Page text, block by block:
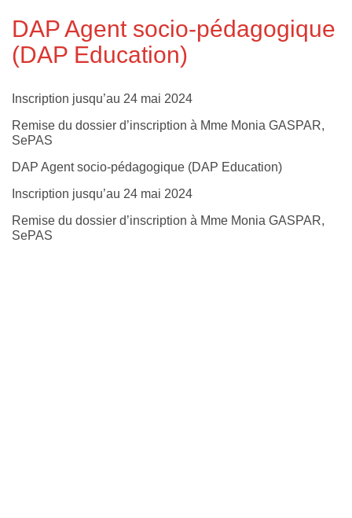
DAP Agent socio-pédagogique
(DAP Education)
Inscription jusqu’au 24 mai 2024
Remise du dossier d’inscription à Mme Monia GASPAR,
SePAS
DAP Agent socio-pédagogique (DAP Education)
Inscription jusqu’au 24 mai 2024
Remise du dossier d’inscription à Mme Monia GASPAR,
SePAS